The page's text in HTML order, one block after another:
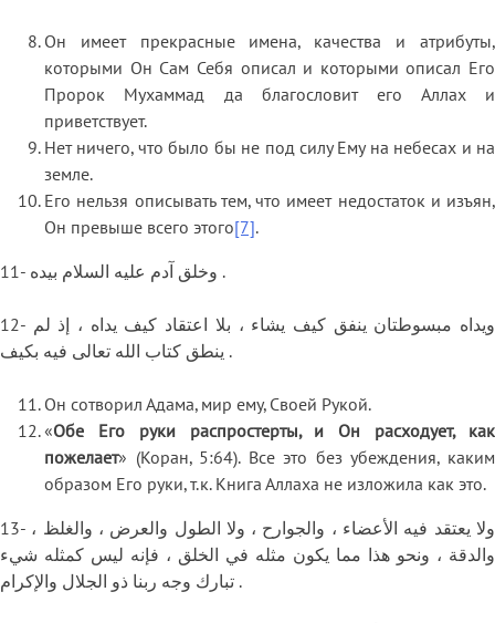
Он имеет прекрасные имена, качества и атрибуты,
которыми Он Сам Себя описал и которыми описал Его
Пророк Мухаммад да благословит его Аллах и
приветствует.
Нет ничего, что было бы не под силу Ему на небесах и на
земле.
Его нельзя описывать тем, что имеет недостаток и изъян,
Он превыше всего этого[7].
11- وخلق آدم عليه السلام بيده .
12- ويداه مبسوطتان ينفق كيف يشاء ، بلا اعتقاد كيف يداه ، إذ لم
ينطق كتاب الله تعالى فيه بكيف .
Он сотворил Адама, мир ему, Своей Рукой.
«Обе Его руки распростерты, и Он расходует, как
пожелает» (Коран, 5:64). Все это без убеждения, каким
образом Его руки, т.к. Книга Аллаха не изложила как это.
13- ولا يعتقد فيه الأعضاء ، والجوارح ، ولا الطول والعرض ، والغلظ ،
والدقة ، ونحو هذا مما يكون مثله في الخلق ، فإنه ليس كمثله شيء
تبارك وجه ربنا ذو الجلال والإكرام .